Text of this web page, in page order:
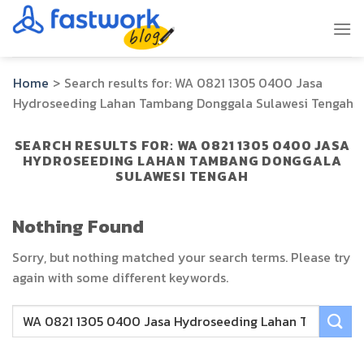
Skip
to
Home > Search results for:WA 0821 1305 0400 Jasa
Hydroseeding Lahan Tambang Donggala Sulawesi Tengah
SEARCH RESULTS FOR: WA 0821 1305 0400 JASA
HYDROSEEDING LAHAN TAMBANG DONGGALA
SULAWESI TENGAH
Nothing Found
Sorry, but nothing matched your search terms. Please try
again with some different keywords.